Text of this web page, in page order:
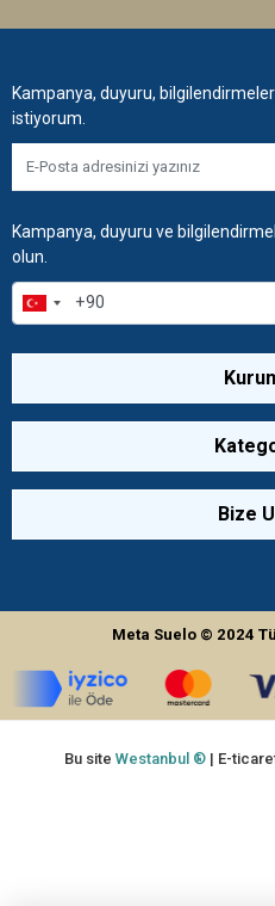
Kampanya, duyuru,
istiyorum.
Kampanya, duyuru ve
olun.
Bize
Meta Suelo © 2024
Bu siteWestanbul ® | E-